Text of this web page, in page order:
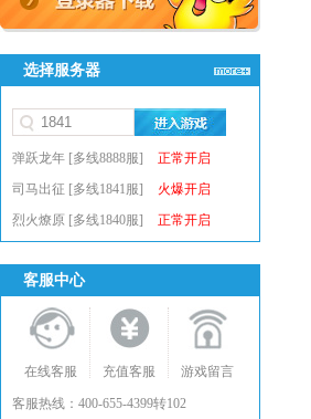
选择服务器
弹跃龙年 [多线8888服]
正常开启
司马出征 [多线1841服]
火爆开启
烈火燎原 [多线1840服]
正常开启
客服中心
在线客服 充值客服 游戏留言
客服热线：400-655-4399转102